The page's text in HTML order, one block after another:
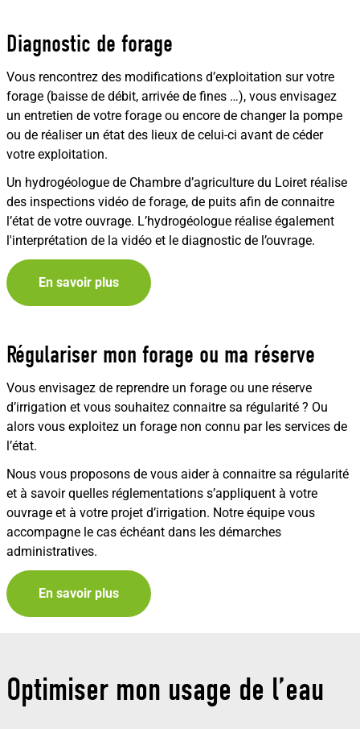
Diagnostic de forage
Vous rencontrez des modifications d’exploitation sur votre
forage (baisse de débit, arrivée de fines …), vous envisagez
un entretien de votre forage ou encore de changer la pompe
ou de réaliser un état des lieux de celui-ci avant de céder
votre exploitation.
Un hydrogéologue de Chambre d’agriculture du Loiret réalise
des inspections vidéo de forage, de puits afin de connaitre
l’état de votre ouvrage. L’hydrogéologue réalise également
l'interprétation de la vidéo et le diagnostic de l’ouvrage.
En savoir plus
Régulariser mon forage ou ma réserve
Vous envisagez de reprendre un forage ou une réserve
d’irrigation et vous souhaitez connaitre sa régularité ? Ou
alors vous exploitez un forage non connu par les services de
l’état.
Nous vous proposons de vous aider à connaitre sa régularité
et à savoir quelles réglementations s’appliquent à votre
ouvrage et à votre projet d’irrigation. Notre équipe vous
accompagne le cas échéant dans les démarches
administratives.
En savoir plus
Optimiser mon usage de l’eau